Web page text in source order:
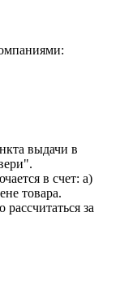
выдачи в
в счет: а)
товара.
за